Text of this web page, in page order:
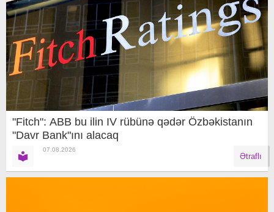
"Fitch": ABB bu ilin IV rübünə qədər Özbəkistanın
"Davr Bank"ını alacaq
07.08.2026
Ətraflı